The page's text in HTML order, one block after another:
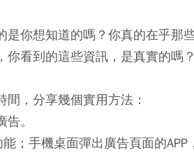
你想知道的嗎？你真的在乎那
看到的這些資訊，是真實的嗎？
，分享幾個實用方法：
。
；手機桌面彈出廣告頁面的